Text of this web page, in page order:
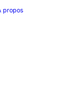
propos